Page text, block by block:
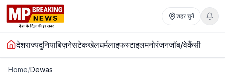
शहर चुनें
देशराज्यदुनियाबिज़नेसटेकखेलधर्मलाइफस्टाइलमनोरंजनजॉब/वेकैंसी
Home/Dewas